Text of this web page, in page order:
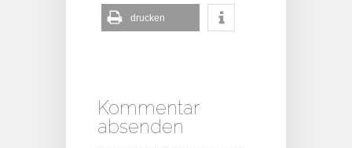
drucken
Kommentar
absenden